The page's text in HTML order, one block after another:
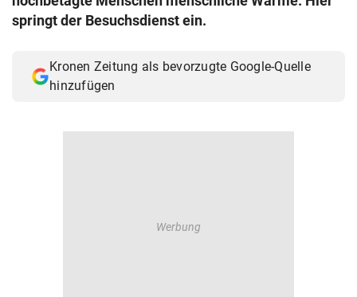
© Krone Multimedia GmbH & Co KG 2026
Muthgasse 2, 1190 Wien
springt der Besuchsdienst ein.
Kronen Zeitung als bevorzugte Google-Quelle
hinzufügen